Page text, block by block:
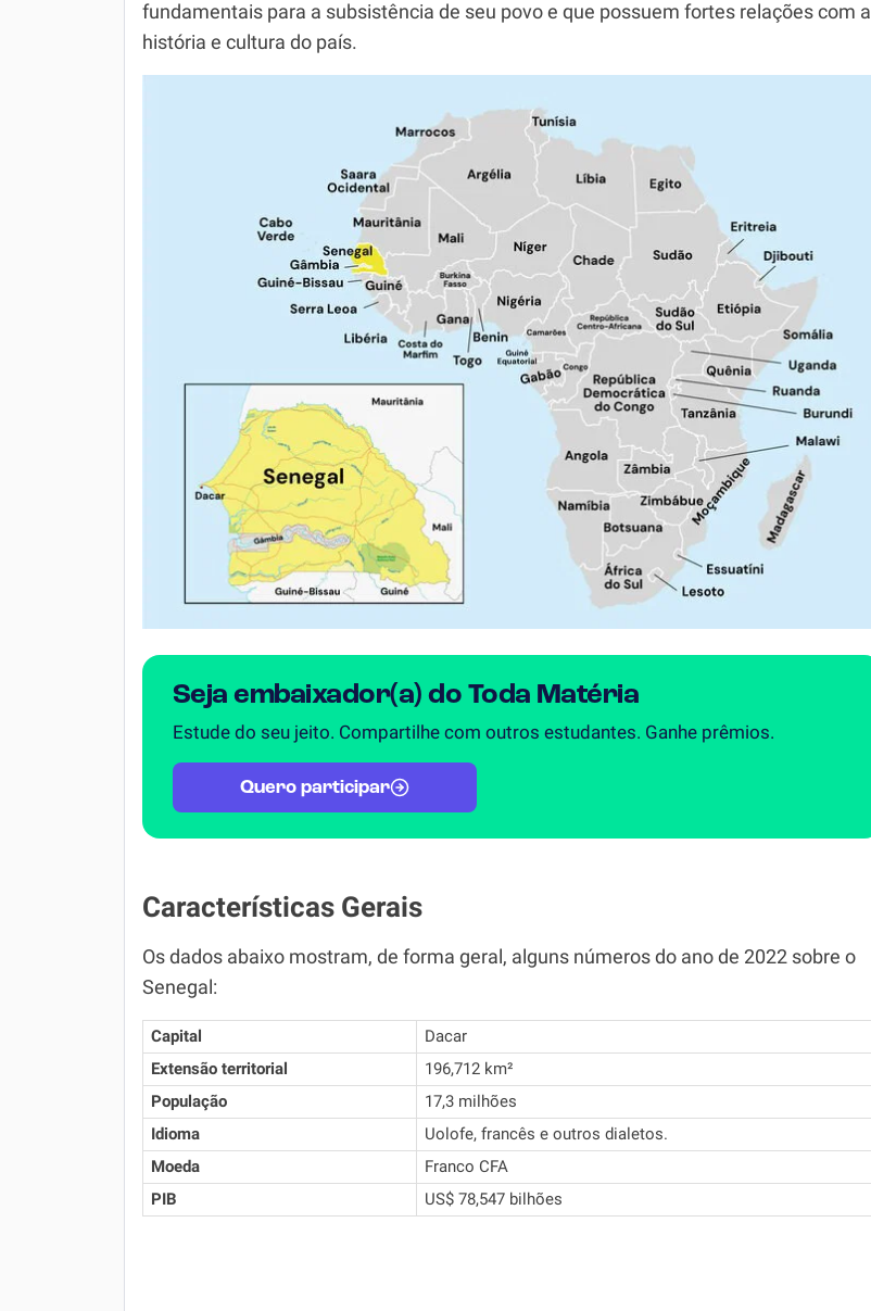
fundamentais para a subsistência de seu povo e que possuem fortes relações com a
história e cultura do país.
Seja embaixador(a) do Toda Matéria
Estude do seu jeito. Compartilhe com outros estudantes. Ganhe prêmios.
Quero participar
Características Gerais
Os dados abaixo mostram, de forma geral, alguns números do ano de 2022 sobre o
Senegal:
Capital
Dacar
Extensão territorial
196,712 km²
População
17,3 milhões
Idioma
Uolofe, francês e outros dialetos.
Moeda
Franco CFA
PIB
US$ 78,547 bilhões